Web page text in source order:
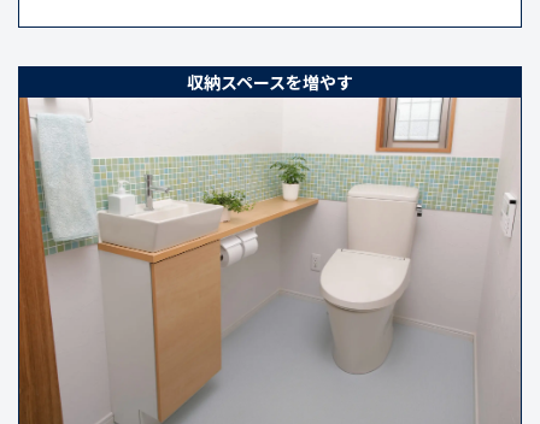
収納スペースを増やす